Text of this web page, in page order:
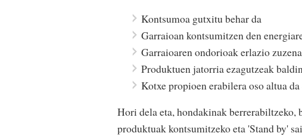
Kontsumoa gutxitu behar da
Garraioan kontsumitzen den
Garraioaren ondorioak erlazio
Produktuen jatorria ezagutzeak
Kotxe propioen erabilera oso altua
Hori dela eta, hondakinak
produktuak kontsumitzeko eta 'Stand by'